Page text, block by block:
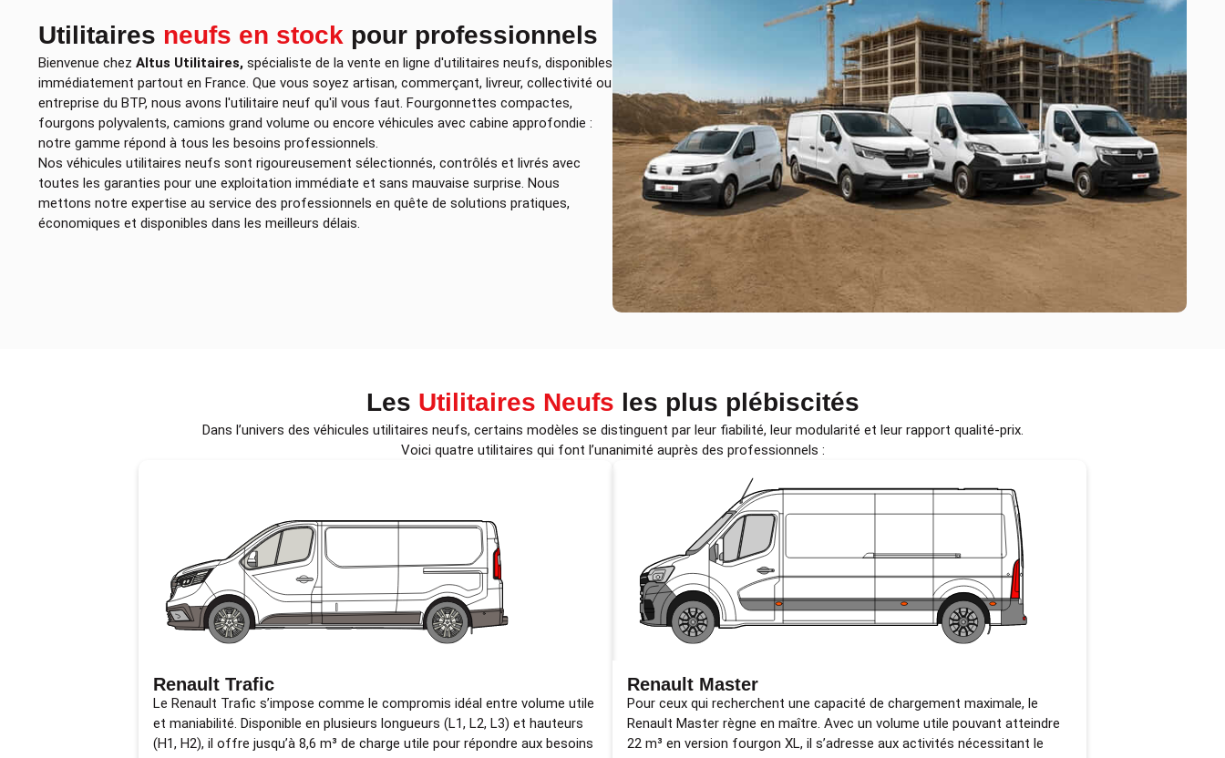
Utilitaires neufs en stock pour professionnels
Bienvenue chez Altus Utilitaires, spécialiste de la vente en ligne d'utilitaires neufs, disponibles
immédiatement partout en France. Que vous soyez artisan, commerçant, livreur, collectivité ou
entreprise du BTP, nous avons l'utilitaire neuf qu'il vous faut. Fourgonnettes compactes,
fourgons polyvalents, camions grand volume ou encore véhicules avec cabine approfondie :
notre gamme répond à tous les besoins professionnels.
Nos véhicules utilitaires neufs sont rigoureusement sélectionnés, contrôlés et livrés avec
toutes les garanties pour une exploitation immédiate et sans mauvaise surprise. Nous
mettons notre expertise au service des professionnels en quête de solutions pratiques,
économiques et disponibles dans les meilleurs délais.
Les Utilitaires Neufs les plus plébiscités
Dans l’univers des véhicules utilitaires neufs, certains modèles se distinguent par leur fiabilité, leur modularité et leur rapport qualité-prix.
Voici quatre utilitaires qui font l’unanimité auprès des professionnels :
Renault Trafic
Le Renault Trafic s’impose comme le compromis idéal entre volume utile
et maniabilité. Disponible en plusieurs longueurs (L1, L2, L3) et hauteurs
(H1, H2), il offre jusqu’à 8,6 m³ de charge utile pour répondre aux besoins
Renault Master
Pour ceux qui recherchent une capacité de chargement maximale, le
Renault Master règne en maître. Avec un volume utile pouvant atteindre
22 m³ en version fourgon XL, il s’adresse aux activités nécessitant le